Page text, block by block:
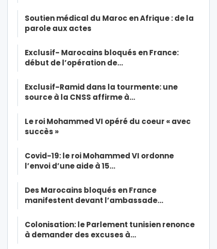
Soutien médical du Maroc en Afrique : de la
parole aux actes
Exclusif- Marocains bloqués en France:
début de l’opération de…
Exclusif-Ramid dans la tourmente: une
source à la CNSS affirme à…
Le roi Mohammed VI opéré du coeur « avec
succès »
Covid-19: le roi Mohammed VI ordonne
l’envoi d’une aide à 15…
Des Marocains bloqués en France
manifestent devant l’ambassade…
Colonisation: le Parlement tunisien renonce
à demander des excuses à…